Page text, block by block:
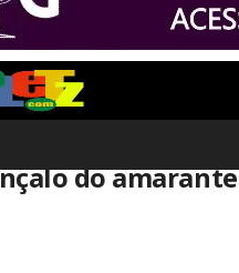
do amarante